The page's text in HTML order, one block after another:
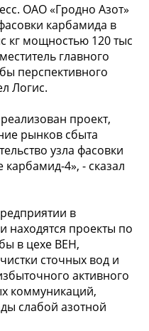
ОАО «Гродно Азот»
карбамида в
кг мощностью 120 тыс
главного
перспективного
Логис.
проект,
рынков сбыта
узла фасовки
карбамид-4», - сказал
в
находятся проекты по
в цехе ВЕН,
сточных вод и
активного
коммуникаций,
слабой азотной